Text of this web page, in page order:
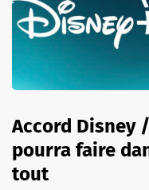
Accord Disney
pourra faire
tout